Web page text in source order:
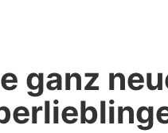
ganz